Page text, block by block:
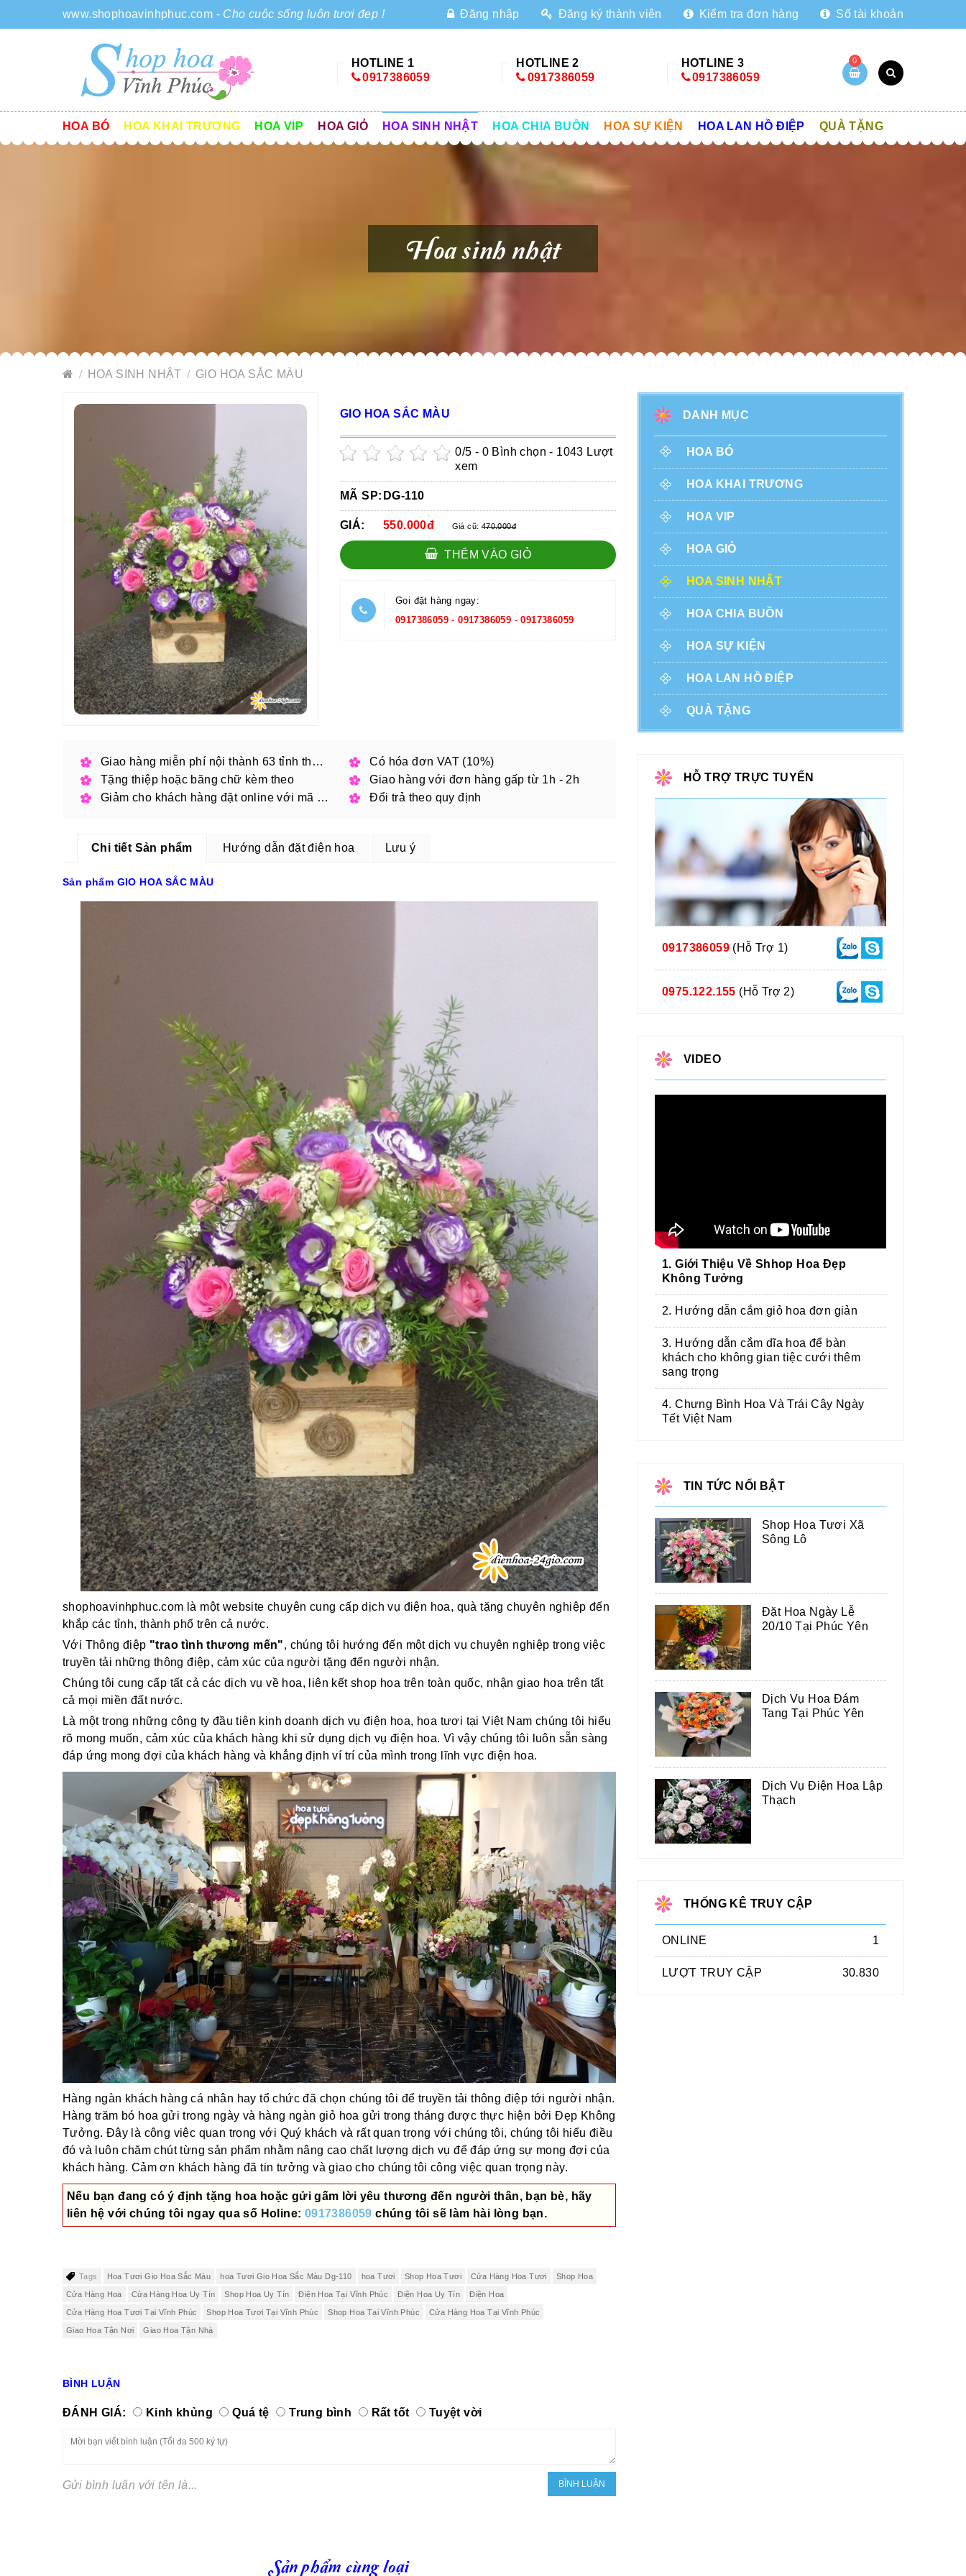
www.shophoavinhphuc.com - Cho cuộc sống luôn tươi đẹp ! Đăng nhập Đăng ký thành viên Kiểm tra đơn hàng Số tài khoản
HOTLINE 1
0917386059
HOTLINE 2
0917386059
HOTLINE 3
0917386059
0
HOA BÓ HOA KHAI TRƯƠNG HOA VIP HOA GIỎ HOA SINH NHẬT HOA CHIA BUỒN HOA SỰ KIỆN HOA LAN HỒ ĐIỆP QUÀ TẶNG
Hoa sinh nhật
HOA SINH NHẬT GIO HOA SẮC MÀU
GIO HOA SẮC MÀU
0/5 - 0 Bình chọn - 1043 Lượt
xem
MÃ SP: DG-110
GIÁ: 550.000đ Giá cũ:470.000đ
THÊM VÀO GIỎ
Gọi đặt hàng ngay:
0917386059 -0917386059 -0917386059
Giao hàng miễn phí nội thành 63 tỉnh thành phố
Có hóa đơn VAT (10%)
Tặng thiệp hoặc băng chữ kèm theo
Giao hàng với đơn hàng gấp từ 1h - 2h
Giảm cho khách hàng đặt online với mã giảm giá
Đổi trả theo quy định
Chi tiết Sản phẩm Hướng dẫn đặt điện hoa Lưu ý
Sản phẩm GIO HOA SẮC MÀU
shophoavinhphuc.com là một website chuyên cung cấp dịch vụ điện hoa, quà tặng chuyên nghiệp đến
khắp các tỉnh, thành phố trên cả nước.
Với Thông điệp "trao tình thương mến", chúng tôi hướng đến một dịch vụ chuyên nghiệp trong việc
truyền tải những thông điệp, cảm xúc của người tặng đến người nhận.
Chúng tôi cung cấp tất cả các dịch vụ về hoa, liên kết shop hoa trên toàn quốc, nhận giao hoa trên tất
cả mọi miền đất nước.
Là một trong những công ty đầu tiên kinh doanh dịch vụ điện hoa, hoa tươi tại Việt Nam chúng tôi hiểu
rõ mong muốn, cảm xúc của khách hàng khi sử dụng dịch vụ điện hoa. Vì vậy chúng tôi luôn sẵn sàng
đáp ứng mong đợi của khách hàng và khẳng định ví trí của mình trong lĩnh vực điện hoa.
Hàng ngàn khách hàng cá nhân hay tổ chức đã chọn chúng tôi để truyền tải thông điệp tới người nhận.
Hàng trăm bó hoa gửi trong ngày và hàng ngàn giỏ hoa gửi trong tháng được thực hiện bởi Đẹp Không
Tưởng. Đây là công việc quan trọng với Quý khách và rất quan trọng với chúng tôi, chúng tôi hiểu điều
đó và luôn chăm chút từng sản phẩm nhằm nâng cao chất lượng dịch vụ để đáp ứng sự mong đợi của
khách hàng. Cảm ơn khách hàng đã tin tưởng và giao cho chúng tôi công việc quan trọng này.
Nếu bạn đang có ý định tặng hoa hoặc gửi gấm lời yêu thương đến người thân, bạn bè, hãy
liên hệ với chúng tôi ngay qua số Holine: 0917386059 chúng tôi sẽ làm hài lòng bạn.
Tags Hoa Tươi Gio Hoa Sắc Màu hoa Tươi Gio Hoa Sắc Màu Dg-110 hoa Tươi Shop Hoa Tươi Cửa Hàng Hoa Tươi Shop Hoa
Cửa Hàng Hoa Cửa Hàng Hoa Uy Tín Shop Hoa Uy Tín Điện Hoa Tại Vĩnh Phúc Điện Hoa Uy Tín Điện Hoa
Cửa Hàng Hoa Tươi Tại Vĩnh Phúc Shop Hoa Tươi Tại Vĩnh Phúc Shop Hoa Tại Vĩnh Phúc Cửa Hàng Hoa Tại Vĩnh Phúc
Giao Hoa Tận Nơi Giao Hoa Tận Nhà
BÌNH LUẬN
ĐÁNH GIÁ: Kinh khủng Quá tệ Trung bình Rất tốt Tuyệt vời
Gửi bình luận với tên là...
Sản phẩm cùng loại
DANH MỤC
HOA BÓ
HOA KHAI TRƯƠNG
HOA VIP
HOA GIỎ
HOA SINH NHẬT
HOA CHIA BUỒN
HOA SỰ KIỆN
HOA LAN HỒ ĐIỆP
QUÀ TẶNG
HỖ TRỢ TRỰC TUYẾN
0917386059 (Hỗ Trợ 1)
0975.122.155 (Hỗ Trợ 2)
VIDEO
1. Giới Thiệu Về Shhop Hoa Đẹp
Không Tưởng
2. Hướng dẫn cắm giỏ hoa đơn giản
3. Hướng dẫn cắm dĩa hoa để bàn
khách cho không gian tiệc cưới thêm
sang trọng
4. Chưng Bình Hoa Và Trái Cây Ngày
Tết Việt Nam
TIN TỨC NỔI BẬT
Shop Hoa Tươi Xã
Sông Lô
Đặt Hoa Ngày Lễ
20/10 Tại Phúc Yên
Dịch Vụ Hoa Đám
Tang Tại Phúc Yên
Dịch Vụ Điện Hoa Lập
Thạch
THỐNG KÊ TRUY CẬP
ONLINE 1
LƯỢT TRUY CẬP 30.830